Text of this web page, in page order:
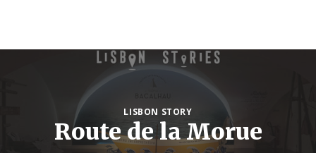
LISBON STORY
Route de la Morue